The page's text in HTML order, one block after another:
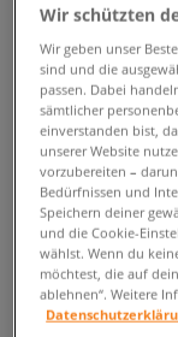
Urbane
Herren
Sneaker-Liebhaber
Lieblingsschuhe
interessante
Wetterbedingungen
Winterized
Design und
Wir schützten
Wir geben unser
sind und die
passen. Dabei
sämtlicher
einverstanden bist,
unserer Website
vorzubereiten –
Bedürfnissen und
Speichern deiner
und die Cookie-
wählst. Wenn du
möchtest, die auf
ablehnen“. Weitere